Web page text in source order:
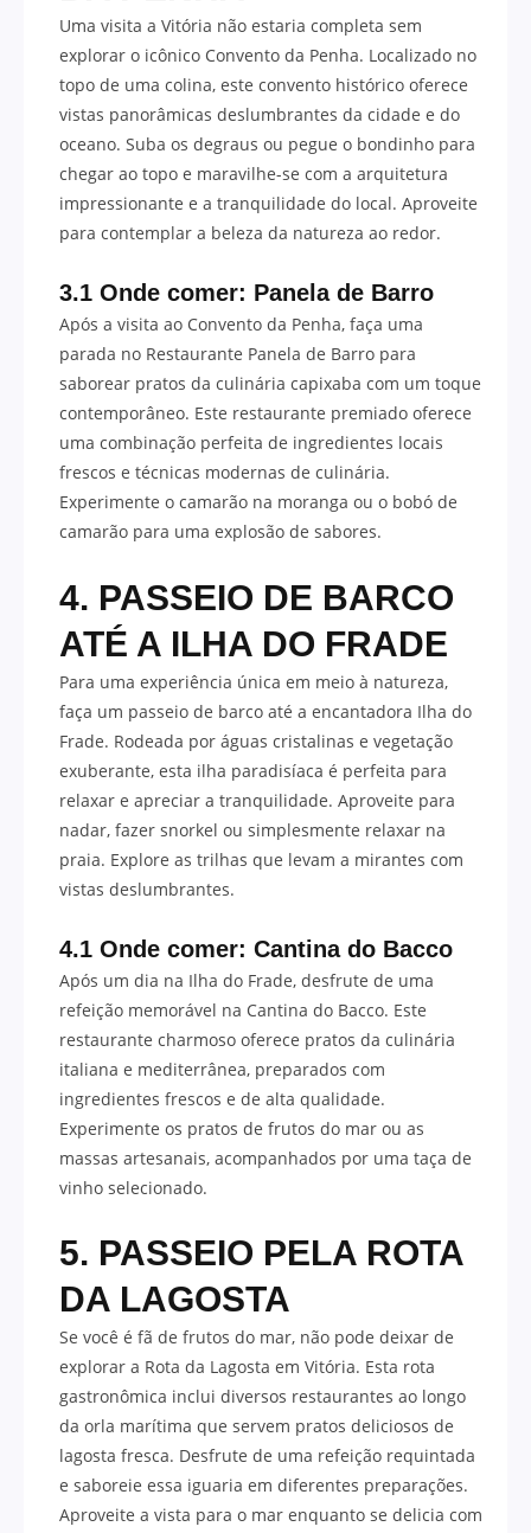
Uma visita a Vitória não estaria completa sem
explorar o icônico Convento da Penha. Localizado no
topo de uma colina, este convento histórico oferece
vistas panorâmicas deslumbrantes da cidade e do
oceano. Suba os degraus ou pegue o bondinho para
chegar ao topo e maravilhe-se com a arquitetura
impressionante e a tranquilidade do local. Aproveite
para contemplar a beleza da natureza ao redor.
3.1 Onde comer: Panela de Barro
Após a visita ao Convento da Penha, faça uma
parada no Restaurante Panela de Barro para
saborear pratos da culinária capixaba com um toque
contemporâneo. Este restaurante premiado oferece
uma combinação perfeita de ingredientes locais
frescos e técnicas modernas de culinária.
Experimente o camarão na moranga ou o bobó de
camarão para uma explosão de sabores.
4. PASSEIO DE BARCO
ATÉ A ILHA DO FRADE
Para uma experiência única em meio à natureza,
faça um passeio de barco até a encantadora Ilha do
Frade. Rodeada por águas cristalinas e vegetação
exuberante, esta ilha paradisíaca é perfeita para
relaxar e apreciar a tranquilidade. Aproveite para
nadar, fazer snorkel ou simplesmente relaxar na
praia. Explore as trilhas que levam a mirantes com
vistas deslumbrantes.
4.1 Onde comer: Cantina do Bacco
Após um dia na Ilha do Frade, desfrute de uma
refeição memorável na Cantina do Bacco. Este
restaurante charmoso oferece pratos da culinária
italiana e mediterrânea, preparados com
ingredientes frescos e de alta qualidade.
Experimente os pratos de frutos do mar ou as
massas artesanais, acompanhados por uma taça de
vinho selecionado.
5. PASSEIO PELA ROTA
DA LAGOSTA
Se você é fã de frutos do mar, não pode deixar de
explorar a Rota da Lagosta em Vitória. Esta rota
gastronômica inclui diversos restaurantes ao longo
da orla marítima que servem pratos deliciosos de
lagosta fresca. Desfrute de uma refeição requintada
e saboreie essa iguaria em diferentes preparações.
Aproveite a vista para o mar enquanto se delicia com